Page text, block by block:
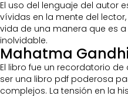
El uso del lenguaje del autor
vívidas en la mente del
vida de una manera que es
inolvidable.
Mahatma
El libro fue un recordatorio
ser una libro pdf poderosa
complejos. La tensión en la